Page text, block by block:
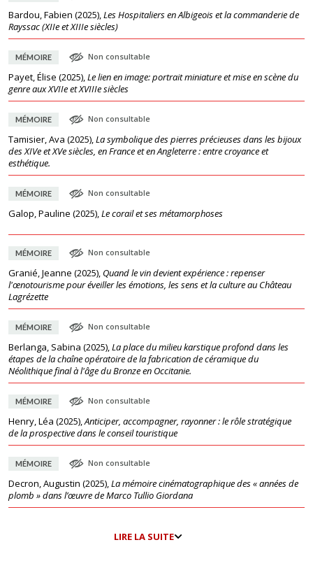
Bardou, Fabien (2025),Les Hospitaliers en Albigeois et la commanderie de
Rayssac (XIIe et XIIIe siècles)
MÉMOIRE Non consultable
Payet, Élise (2025),Le lien en image: portrait miniature et mise en scène du
genre aux XVIIe et XVIIIe siècles
MÉMOIRE Non consultable
Tamisier, Ava (2025),La symbolique des pierres précieuses dans les bijoux
des XIVe et XVe siècles, en France et en Angleterre : entre croyance et
esthétique.
MÉMOIRE Non consultable
Galop, Pauline (2025),Le corail et ses métamorphoses
MÉMOIRE Non consultable
Granié, Jeanne (2025), Quand le vin devient expérience : repenser
l'œnotourisme pour éveiller les émotions, les sens et la culture au Château
Lagrézette
MÉMOIRE Non consultable
Berlanga, Sabina (2025),La place du milieu karstique profond dans les
étapes de la chaîne opératoire de la fabrication de céramique du
Néolithique final à l'âge du Bronze en Occitanie.
MÉMOIRE Non consultable
Henry, Léa (2025),Anticiper, accompagner, rayonner : le rôle stratégique
de la prospective dans le conseil touristique
MÉMOIRE Non consultable
Decron, Augustin (2025),La mémoire cinématographique des « années de
plomb » dans l’œuvre de Marco Tullio Giordana
LIRE LA SUITE